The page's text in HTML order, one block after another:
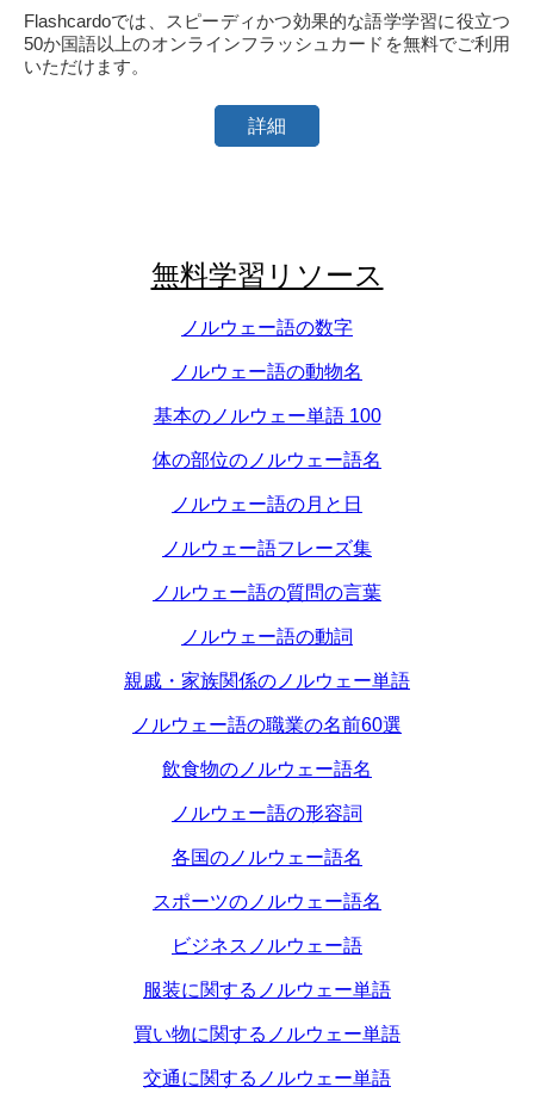
Flashcardoでは、スピーディかつ効果的な語学学習に役立つ
50か国語以上のオンラインフラッシュカードを無料でご利用
いただけます。
詳細
無料学習リソース
ノルウェー語の数字
ノルウェー語の動物名
基本のノルウェー単語 100
体の部位のノルウェー語名
ノルウェー語の月と日
ノルウェー語フレーズ集
ノルウェー語の質問の言葉
ノルウェー語の動詞
親戚・家族関係のノルウェー単語
ノルウェー語の職業の名前60選
飲食物のノルウェー語名
ノルウェー語の形容詞
各国のノルウェー語名
スポーツのノルウェー語名
ビジネスノルウェー語
服装に関するノルウェー単語
買い物に関するノルウェー単語
交通に関するノルウェー単語